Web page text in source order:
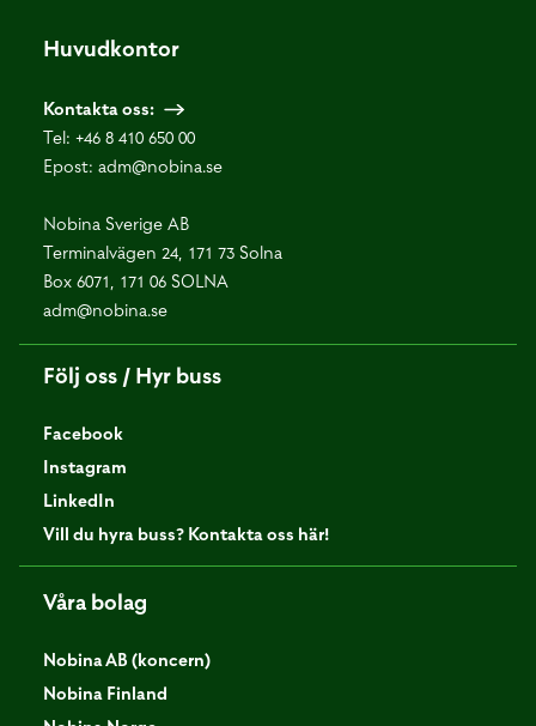
Huvudkontor
Kontakta oss:
Tel: +46 8 410 650 00
Epost: adm@nobina.se
Nobina Sverige AB
Terminalvägen 24, 171 73 Solna
Box 6071, 171 06 SOLNA
adm@nobina.se
Följ oss / Hyr buss
Facebook
Instagram
LinkedIn
Vill du hyra buss? Kontakta oss här!
Våra bolag
Nobina AB (koncern)
Nobina Finland